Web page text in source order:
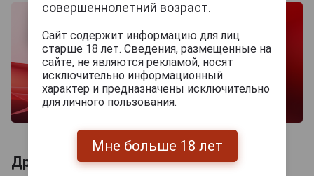
Другие продукты бренда DE POES
совершеннолетний возраст.
Сайт содержит информацию для лиц
старше 18 лет. Сведения, размещенные на
сайте, не являются рекламой, носят
исключительно информационный
характер и предназначены исключительно
для личного пользования.
Мне больше 18 лет